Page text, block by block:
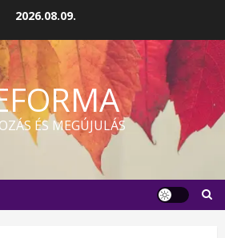
2026.08.09.
ÉS MEGÚJULÁS